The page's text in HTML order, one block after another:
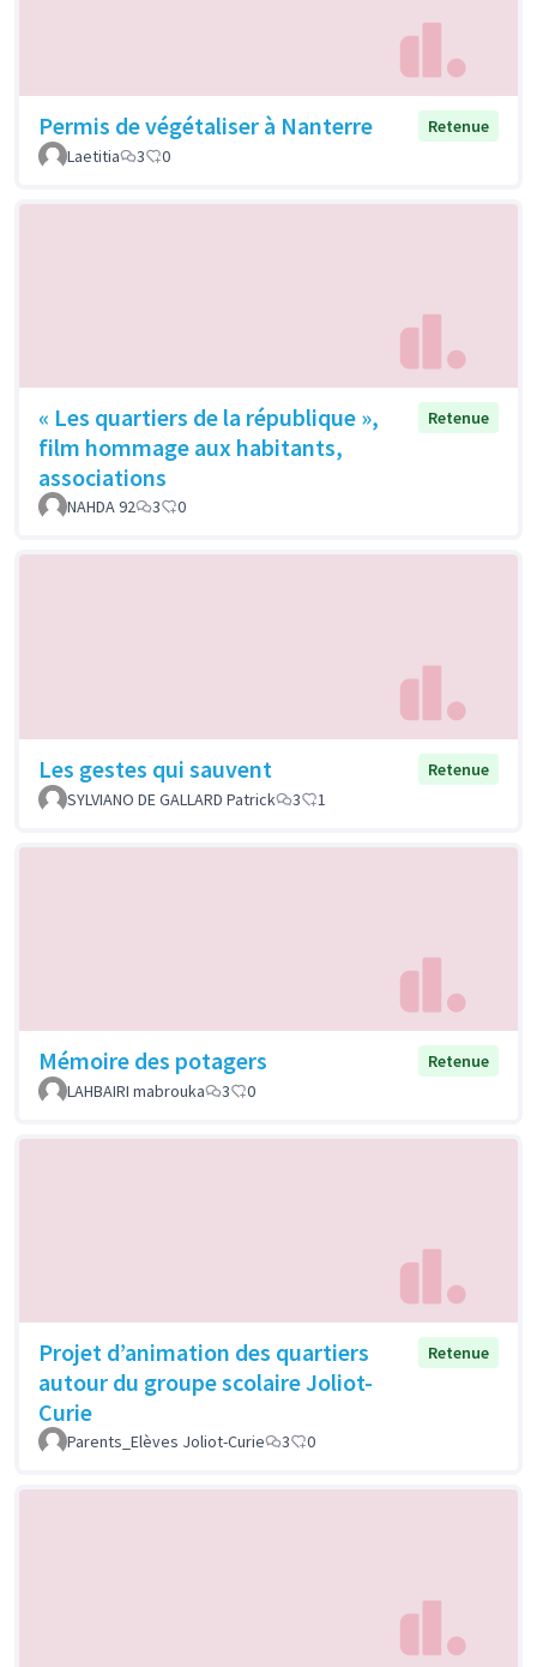
Permis de végétaliser à Nanterre
Retenue
Laetitia
3 0
« Les quartiers de la république »,
film hommage aux habitants,
associations
Retenue
NAHDA 92 3 0
Les gestes qui sauvent
Retenue
SYLVIANO DE GALLARD Patrick
3 1
Mémoire des potagers
Retenue
LAHBAIRI mabrouka
3 0
Projet d’animation des quartiers
autour du groupe scolaire Joliot-
Curie
Retenue
Parents_Elèves Joliot-Curie 3 0